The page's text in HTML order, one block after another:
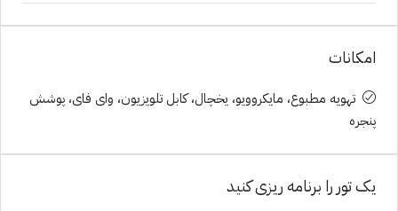
امکانات
تهویه مطبوع، مایکروویو، یخچال، کابل تلویزیون، وای فای، پوشش
پنجره
یک تور را برنامه ریزی کنید